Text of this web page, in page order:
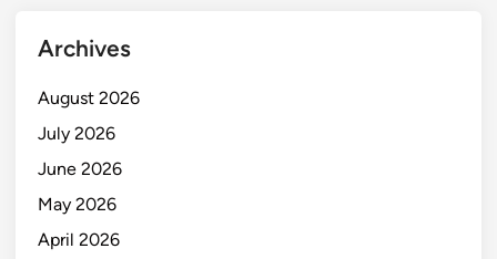
Archives
August 2026
July 2026
June 2026
May 2026
April 2026